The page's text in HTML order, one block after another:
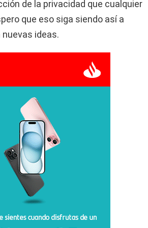
de la privacidad que cualquier
que eso siga siendo así a
ideas.